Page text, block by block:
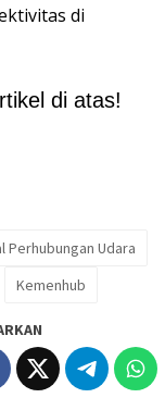
di
di atas!
Udara
Kemenhub